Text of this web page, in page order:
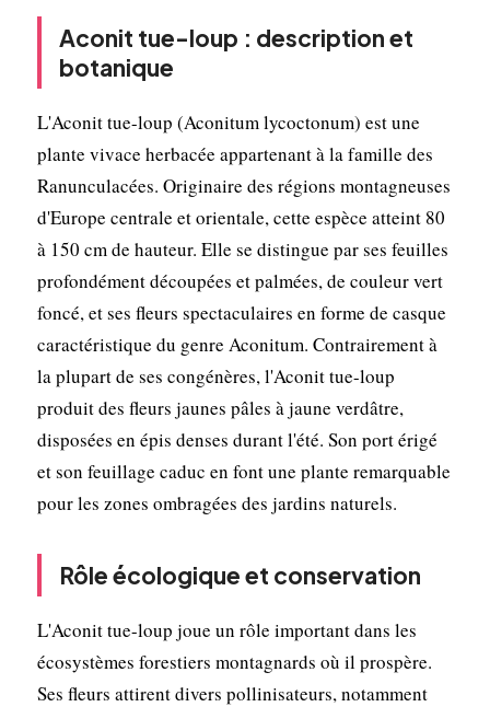
Aconit tue-loup : description et
botanique
L'Aconit tue-loup (Aconitum lycoctonum) est une
plante vivace herbacée appartenant à la famille des
Ranunculacées. Originaire des régions montagneuses
d'Europe centrale et orientale, cette espèce atteint 80
à 150 cm de hauteur. Elle se distingue par ses feuilles
profondément découpées et palmées, de couleur vert
foncé, et ses fleurs spectaculaires en forme de casque
caractéristique du genre Aconitum. Contrairement à
la plupart de ses congénères, l'Aconit tue-loup
produit des fleurs jaunes pâles à jaune verdâtre,
disposées en épis denses durant l'été. Son port érigé
et son feuillage caduc en font une plante remarquable
pour les zones ombragées des jardins naturels.
Rôle écologique et conservation
L'Aconit tue-loup joue un rôle important dans les
écosystèmes forestiers montagnards où il prospère.
Ses fleurs attirent divers pollinisateurs, notamment